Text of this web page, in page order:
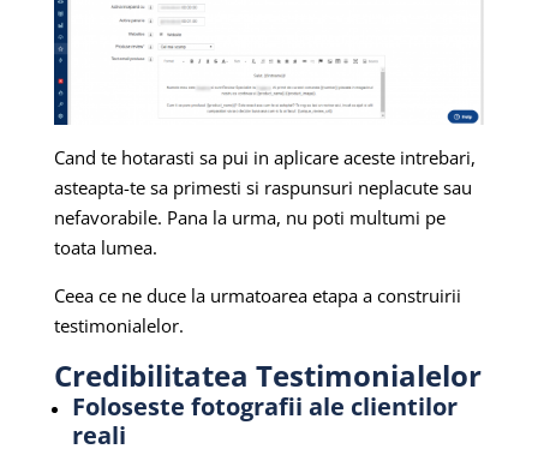
Cand te hotarasti sa pui in aplicare aceste intrebari,
asteapta-te sa primesti si raspunsuri neplacute sau
nefavorabile. Pana la urma, nu poti multumi pe
toata lumea.
Ceea ce ne duce la urmatoarea etapa a construirii
testimonialelor.
Credibilitatea Testimonialelor
Foloseste fotografii ale clientilor
reali